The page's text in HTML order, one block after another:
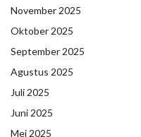
November 2025
Oktober 2025
September 2025
Agustus 2025
Juli 2025
Juni 2025
Mei 2025